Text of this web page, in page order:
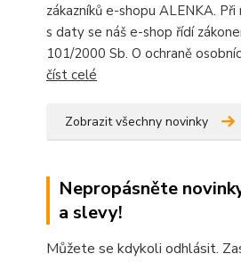
zákazníků e-shopu ALENKA. Při
s daty se náš e-shop řídí
101/2000 Sb. O ochraně
číst celé
Zobrazit všechny novinky
Nepropásněte
a slevy!
Můžete se kdykoli odhlásit.